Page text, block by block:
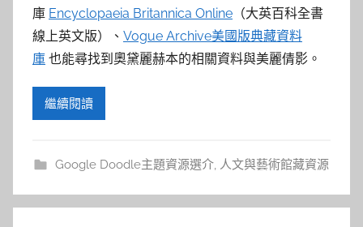
庫 Encyclopaeia Britannica Online （大英百科全書
線上英文版）、 Vogue Archive美國版典藏資料
庫 也能尋找到奧黛麗赫本的相關資料與美麗倩影。
繼續閱讀
Google Doodle主題資源選介, 人文與藝術館藏資源